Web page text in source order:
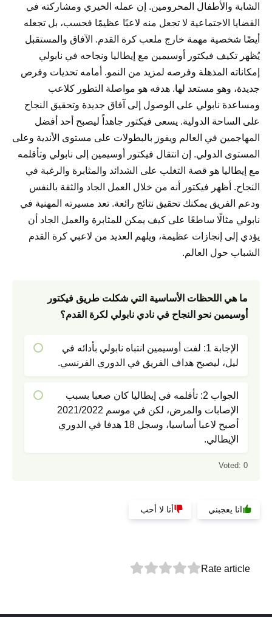
الشابة والأطفال المحرومين. إن عمله الخيري ومشاركته في
القضايا الاجتماعية لا تجعل منه لاعبًا عظيمًا فحسب، بل تجعله
أيضًا شخصية مهمة خارج ملعب كرة القدم. الآفاق والمستقبل
يُظهر تكيف فيكتور أوسيمين مع إيطاليا ونجاحه في نابولي
إمكاناته المذهلة وفرصه لمزيد من النمو. أمامه تحديات وفرص
جديدة، وهو مستعد لها. هدفه هو مواصلة التطور كلاعب
ومساعدة نابولي على الوصول إلى آفاق جديدة وتحقيق النجاح
على الساحة الدولية. يسعى فيكتور جاهداً ليصبح أحد أفضل
المهاجمين في العالم ويفوز بالبطولات على مستوى الأندية وعلى
المستوى الدولي. إن انتقال فيكتور أوسيمين إلى نابولي وتأقلمه
مع إيطاليا هو قصة التغلب على الشدائد والمثابرة والرغبة في
النجاح. أظهر فيكتور أنه من خلال العمل الجاد والثقة بالنفس
ودعم الفريق يمكنك تحقيق نتائج رائعة. تعد مسيرته المهنية في
نابولي مثالًا ساطعًا على كيف يمكن للمثابرة والعمل الجاد أن
يؤدي إلى إنجازات عظيمة، ويلهم العديد من لاعبي كرة القدم
الشباب حول العالم.
ما هي اللحظات الأساسية التي شكلت طريق فيكتور
أوسيمين نحو النجاح في نادي نابولي لكرة القدم؟
الإجابة 1: لفت أوسيمين انتباه نابولي بأدائه في
ليل، ليصبح هداف الفريق في الدوري الفرنسي.
الجواب 2: تأقلمه في إيطاليا كان صعبا بسبب
الإصابات والمرض، لكن في موسم 2021/2022
أصبح لاعبا أساسيا، وسجل 18 هدفا في الدوري
الإيطالي.
Voted: 0
انا يعجبني أنا لا أحب
Rate article